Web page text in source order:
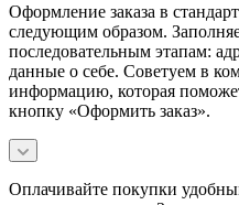
Оформление заказа в
следующим образом.
последовательным этапам:
данные о себе. Советуем в
информацию, которая
кнопку «Оформить заказ».
Оплачивайте покупки